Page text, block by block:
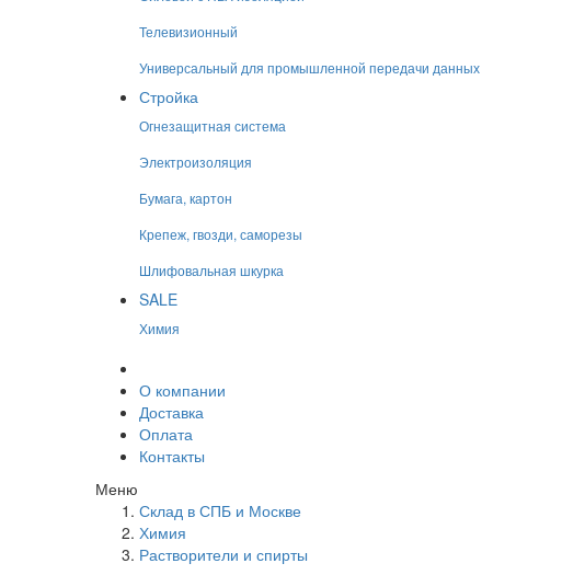
Телевизионный
Универсальный для промышленной передачи данных
Стройка
Огнезащитная система
Электроизоляция
Бумага, картон
Крепеж, гвозди, саморезы
Шлифовальная шкурка
SALE
Химия
О компании
Доставка
Оплата
Контакты
Меню
Склад в СПБ и Москве
Химия
Растворители и спирты